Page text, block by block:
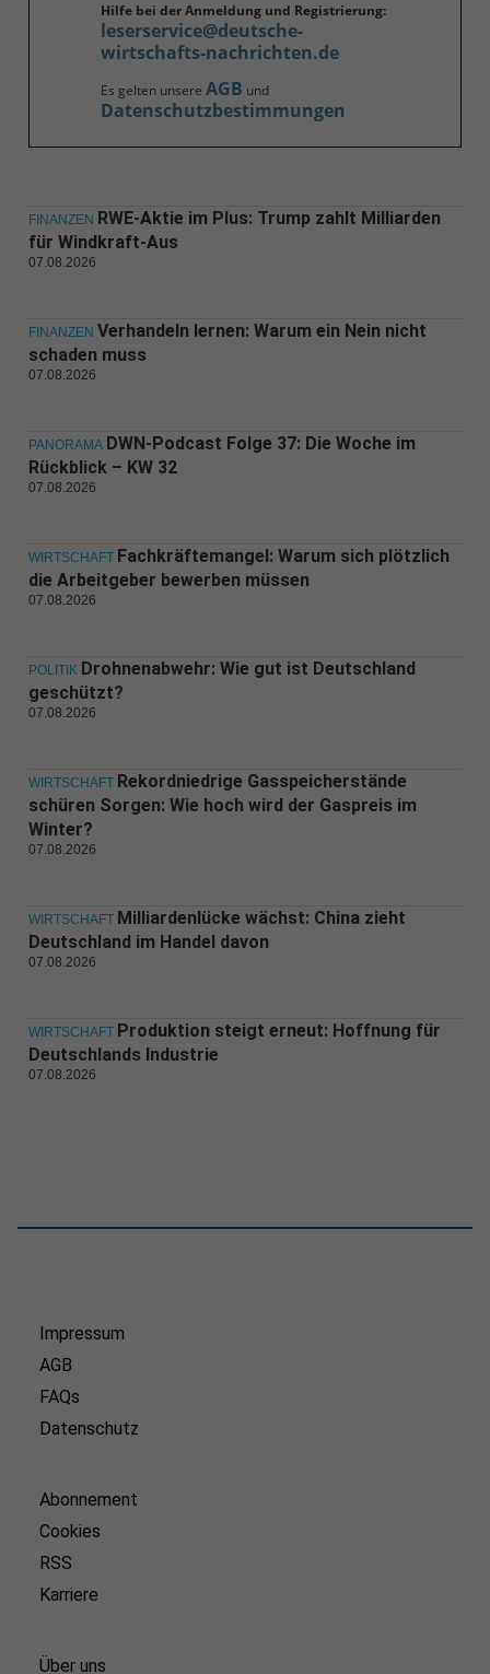
Hilfe bei der Anmeldung und Registrierung:
leserservice@deutsche-
wirtschafts-nachrichten.de
Es gelten unsere AGB und
Datenschutzbestimmungen
FINANZEN RWE-Aktie im Plus: Trump zahlt Milliarden
für Windkraft-Aus
07.08.2026
FINANZEN Verhandeln lernen: Warum ein Nein nicht
schaden muss
07.08.2026
PANORAMA DWN-Podcast Folge 37: Die Woche im
Rückblick – KW 32
07.08.2026
WIRTSCHAFT Fachkräftemangel: Warum sich plötzlich
die Arbeitgeber bewerben müssen
07.08.2026
POLITIK Drohnenabwehr: Wie gut ist Deutschland
geschützt?
07.08.2026
WIRTSCHAFT Rekordniedrige Gasspeicherstände
schüren Sorgen: Wie hoch wird der Gaspreis im
Winter?
07.08.2026
WIRTSCHAFT Milliardenlücke wächst: China zieht
Deutschland im Handel davon
07.08.2026
WIRTSCHAFT Produktion steigt erneut: Hoffnung für
Deutschlands Industrie
07.08.2026
Impressum
AGB
FAQs
Datenschutz
Abonnement
Cookies
RSS
Karriere
Über uns